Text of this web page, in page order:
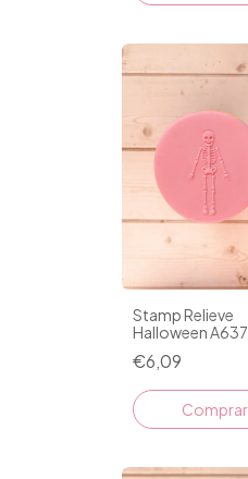
Stamp Relieve
Halloween A637
€6,09